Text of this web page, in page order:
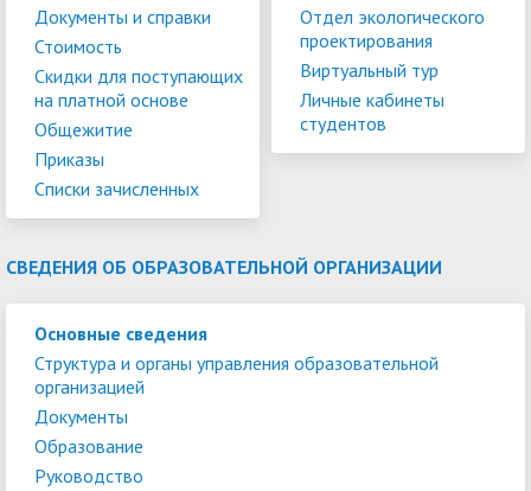
Документы и справки
Стоимость
Скидки для поступающих
на платной основе
Общежитие
Приказы
Списки зачисленных
Отдел экологического
проектирования
Виртуальный тур
Личные кабинеты
студентов
СВЕДЕНИЯ ОБ ОБРАЗОВАТЕЛЬНОЙ ОРГАНИЗАЦИИ
Основные сведения
Структура и органы управления образовательной
организацией
Документы
Образование
Руководство